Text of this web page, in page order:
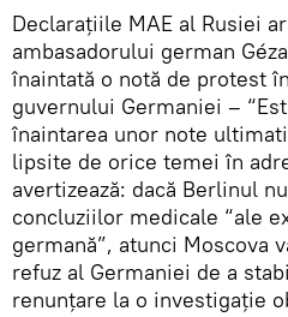
Declarațiile MAE al Rusiei
ambasadorului german
înaintată o notă de protest
guvernului Germaniei –
înaintarea unor note
lipsite de orice temei în
avertizează: dacă Berlinul
concluziilor medicale “ale
germană”, atunci Moscova
refuz al Germaniei de a
renunțare la o investigație